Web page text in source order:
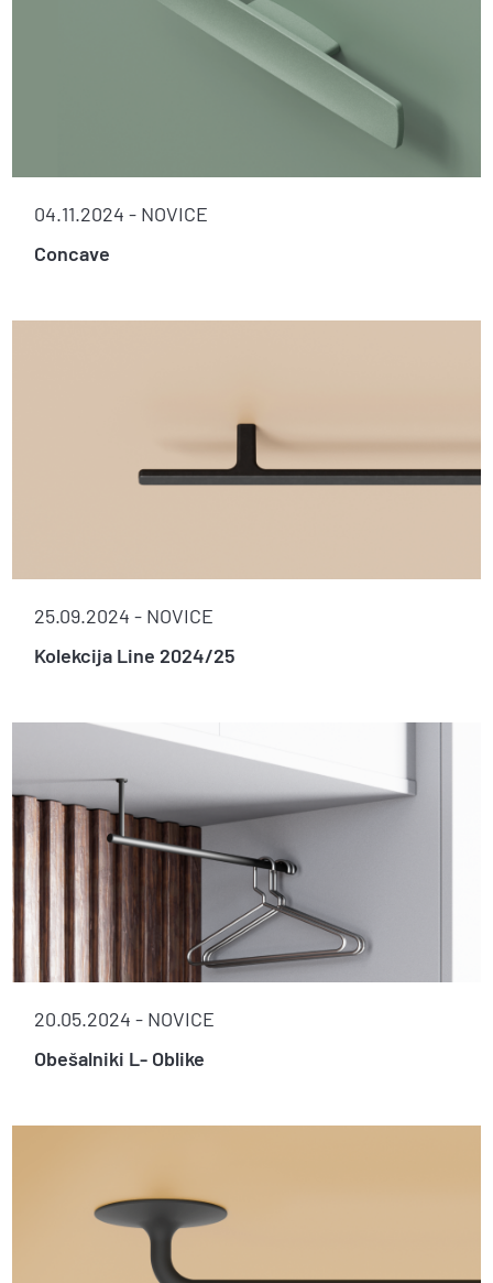
04.11.2024 - NOVICE
Concave
25.09.2024 - NOVICE
Kolekcija Line 2024/25
20.05.2024 - NOVICE
Obešalniki L- Oblike